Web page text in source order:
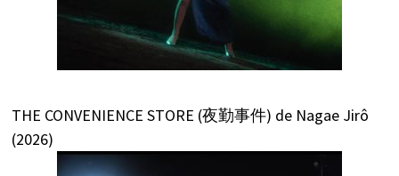
THE CONVENIENCE STORE (夜勤事件) de Nagae Jirô
(2026)